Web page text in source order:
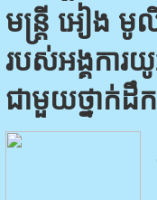
មន្ត្រី អៀង មូ
របស់អង្គកា
ជាមួយថ្នាក់